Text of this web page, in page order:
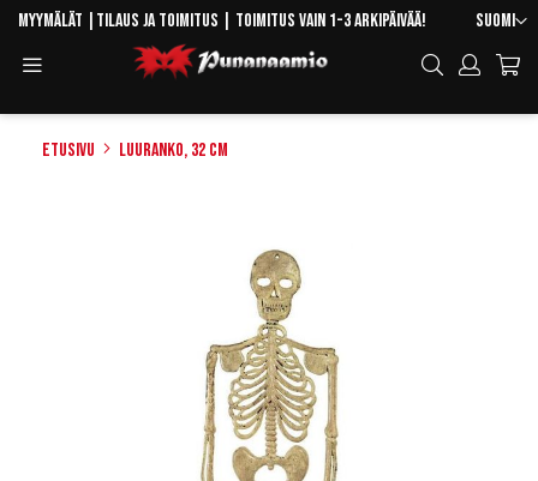
Skip
Content
Kieli
Suomi
Myymälät Tilaus ja toimitus | Toimitus vain 1-3 arkipäivää!
Hae
Etusivu Luuranko, 32 cm